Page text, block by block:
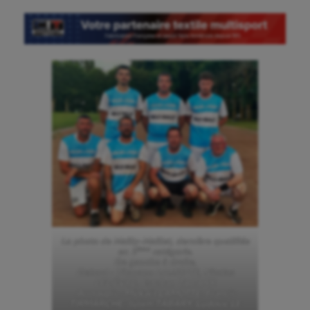
Cerf Volant
Cheerleading
Course à pied
Crossfit
Cyclisme
Danse
Equitation
Escalade
Escrime